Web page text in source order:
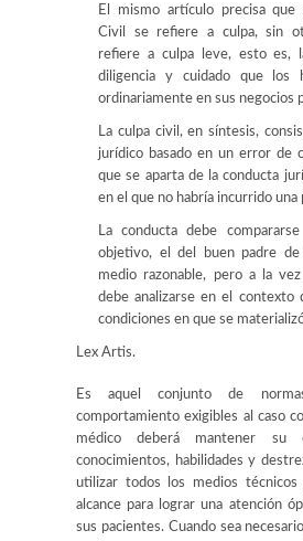
El mismo artículo precisa que
Civil se refiere a culpa, sin
refiere a culpa leve, esto es,
diligencia y cuidado que los
ordinariamente en sus negocios
La culpa civil, en síntesis,
jurídico basado en un error de
que se aparta de la conducta
en el que no habría incurrido una
La conducta debe
objetivo, el del buen padre
medio razonable, pero a la
debe analizarse en el contexto
condiciones en que se
Lex Artis.
Es aquel conjunto de
comportamiento exigibles al caso
médico deberá mantener su
conocimientos, habilidades y
utilizar todos los medios
alcance para lograr una atención
sus pacientes. Cuando sea